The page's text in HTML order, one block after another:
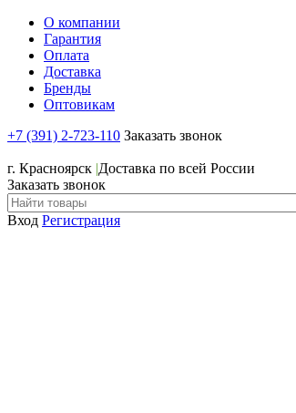
О компании
Гарантия
Оплата
Доставка
Бренды
Оптовикам
+7 (391) 2-723-110 Заказать звонок
г. Красноярск |Доставка по всей России
Заказать звонок
Вход Регистрация